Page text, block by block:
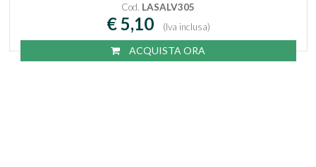
Cod. LASALV305
€ 5,10 (Iva inclusa)
ACQUISTA ORA